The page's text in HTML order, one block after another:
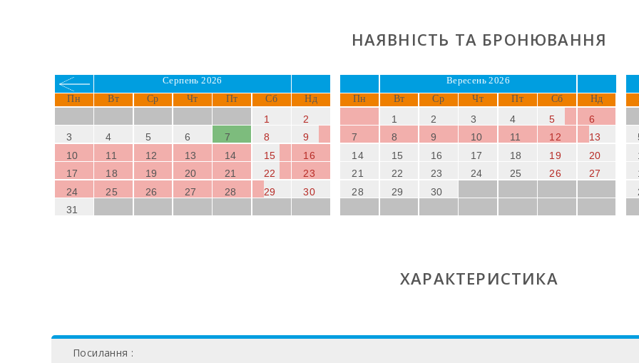
НАЯВНІСТЬ ТА БРОНЮВАННЯ
Серпень 2026
Пн Вт Ср Чт Пт Сб Нд
1
2
3
4 5 6 7 8
9
10
11 12 13 14 15
16
17
18 19 20 21 22
23
24
25 26 27 28 29
30
31
Вересень 2026
Пн Вт Ср Чт Пт Сб Нд
1 2 3 4 5
6
7
8 9 10 11 12
13
14
15 16 17 18 19
20
21
22 23 24 25 26
27
28
29 30
ХАРАКТЕРИСТИКА
Посилання :